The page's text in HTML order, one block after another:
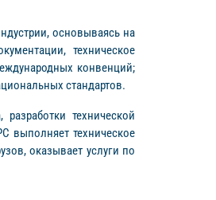
основываясь на
техническое
конвенций;
стандартов.
технической
выполняет техническое
оказывает услуги по